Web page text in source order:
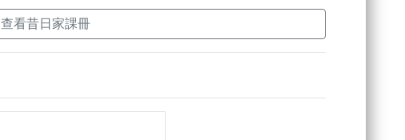
查看昔日家課冊